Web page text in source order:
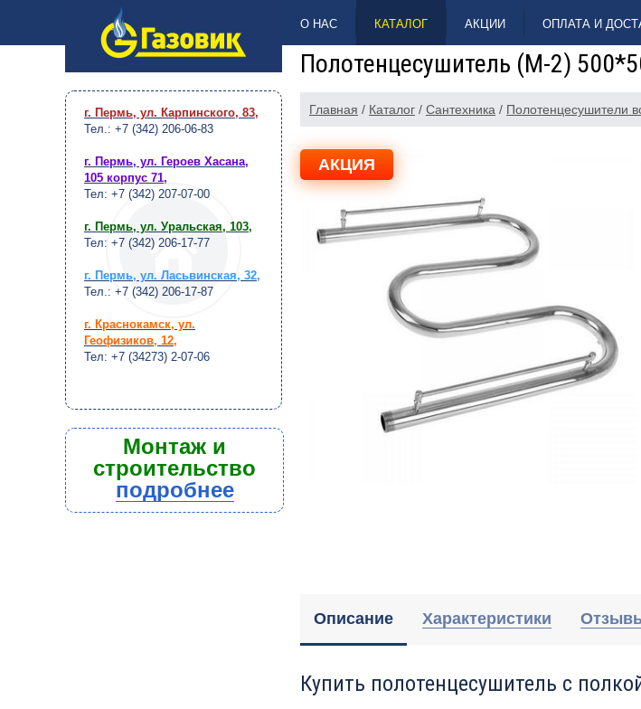
НАВЕРХ
О НАС КАТАЛОГ АКЦИИ ОПЛАТА И
Полотенцесушитель (М-2)
Главная / Каталог / Сантехника / Полотенцесушители
АКЦИЯ
Описание Характеристики
Купить полотенцесушитель с
г. Пермь, ул. Карпинского, 83,
Тел.: +7 (342) 206-06-83
г. Пермь, ул. Героев Хасана,
105 корпус 71,
Тел: +7 (342) 207-07-00
г. Пермь, ул. Уральская, 103,
Тел: +7 (342) 206-17-77
г. Пермь, ул. Ласьвинская, 32,
Тел.: +7 (342) 206-17-87
г. Краснокамск, ул.
Геофизиков, 12,
Тел: +7 (34273) 2-07-06
Монтаж и
строительство
подробнее